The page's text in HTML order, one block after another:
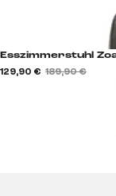
Esszimmerstuhl
129,90 € 189,90 €